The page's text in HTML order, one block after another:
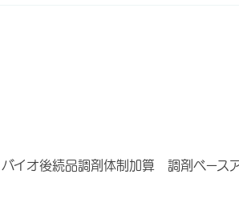
オ後続品調剤体制加算 調剤ベース